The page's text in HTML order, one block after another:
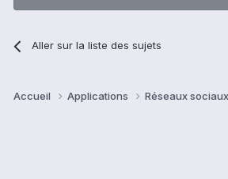
Aller sur la liste des sujets
Accueil Applications Réseaux sociaux